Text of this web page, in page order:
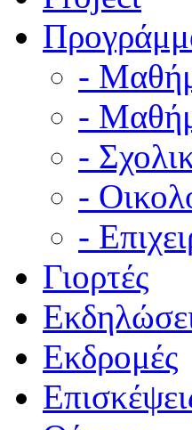
-
-
-
-
-
Γιορτές
Εκδρομές